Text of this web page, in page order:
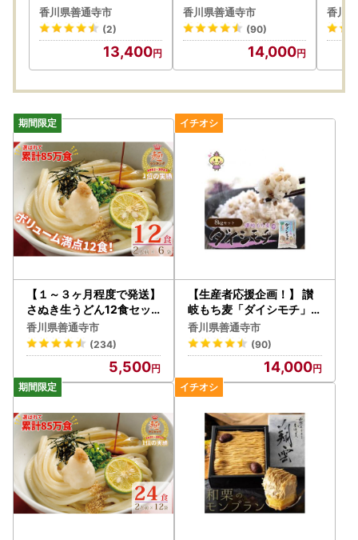
うどん(2食入×5袋）_Z
2600050
香川県善通寺市
(2)
13,400
」8kg（1ｋｇ×８袋）
保存に便利なジップ付き
_Z2600019
香川県善通寺市
(90)
14,000
栗モ
05
香川
【１～３ヶ月程度で発送】
さぬき生うどん12食セッ
ト（２人前×6袋）_Z260
0040
香川県善通寺市
(234)
5,500
【生産者応援企画！】 讃
岐もち麦「ダイシモチ」8
kg（1ｋｇ×８袋） 保存に
便利なジップ付き_Z2600
019
香川県善通寺市
(90)
14,000